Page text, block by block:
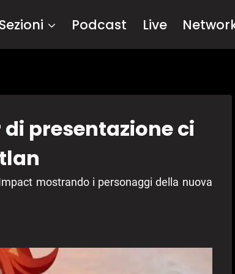
Sezioni Podcast Live
presentazione ci
mostrando i personaggi della nuova